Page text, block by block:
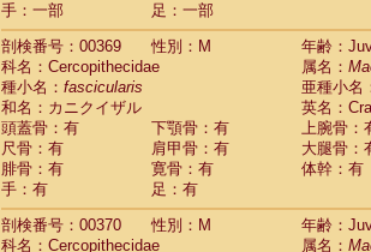
手：一部
足：一部
剖検番号：00369
性別：M
年齢：
科名：Cercopithecidae
属名：
種小名： fascicularis
亜種小名
和名：カニクイザル
英名：
頭蓋骨：有
下顎骨：有
上腕骨：
尺骨：有
肩甲骨：有
大腿骨：
腓骨：有
寛骨：有
体幹：有
手：有
足：有
剖検番号：00370
性別：M
年齢：
科名：Cercopithecidae
属名：